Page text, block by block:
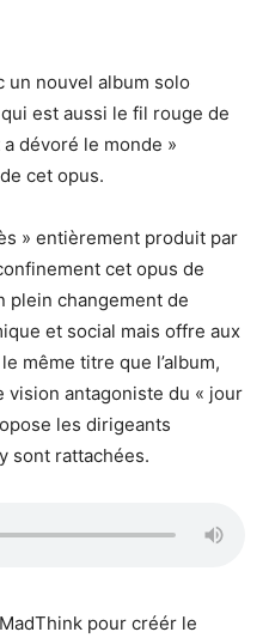
un nouvel album solo
est aussi le fil rouge de
a dévoré le monde »
cet opus.
» entièrement produit par
cet opus de
plein changement de
et social mais offre aux
même titre que l’album,
antagoniste du « jour
les dirigeants
sont rattachées.
pour créér le